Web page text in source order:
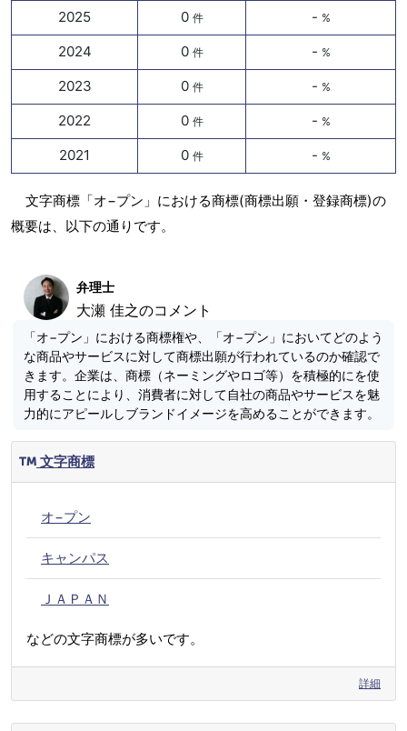
2025
0 件 - %
2024 0 件 - %
2023 0 件 - %
2022 0 件 - %
2021 0 件 - %
文字商標「オ−プン」における商標(商標出願・登録商標)の
概要は、以下の通りです。
弁理士
大瀬 佳之のコメント
「オ−プン」における商標権や、「オ−プン」においてどのよう
な商品やサービスに対して商標出願が行われているのか確認で
きます。企業は、商標（ネーミングやロゴ等）を積極的にを使
用することにより、消費者に対して自社の商品やサービスを魅
力的にアピールしブランドイメージを高めることができます。
文字商標
オ−プン
キャンパス
ＪＡＰＡＮ
などの文字商標が多いです。
詳細